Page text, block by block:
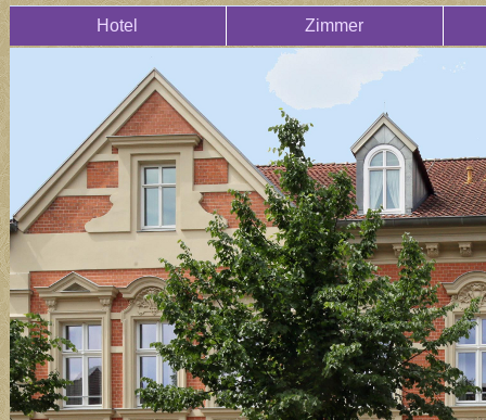
Hotel Zimmer